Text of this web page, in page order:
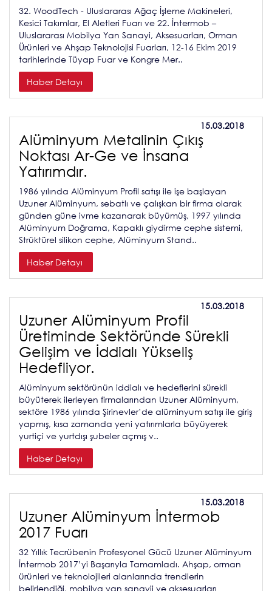
32. WoodTech - Uluslararası Ağaç İşleme Makineleri,
Kesici Takımlar, El Aletleri Fuarı ve 22. İntermob –
Uluslararası Mobilya Yan Sanayi, Aksesuarları, Orman
Ürünleri ve Ahşap Teknolojisi Fuarları, 12-16 Ekim 2019
tarihlerinde Tüyap Fuar ve Kongre Mer..
Haber Detayı
15.03.2018
Alüminyum Metalinin Çıkış
Noktası Ar-Ge ve İnsana
Yatırımdır.
1986 yılında Alüminyum Profil satışı ile işe başlayan
Uzuner Alüminyum, sebatlı ve çalışkan bir firma olarak
günden güne ivme kazanarak büyümüş, 1997 yılında
Alüminyum Doğrama, Kapaklı giydirme cephe sistemi,
Strüktürel silikon cephe, Alüminyum Stand..
Haber Detayı
15.03.2018
Uzuner Alüminyum Profil
Üretiminde Sektöründe Sürekli
Gelişim ve İddialı Yükseliş
Hedefliyor.
Alüminyum sektörünün iddialı ve hedeflerini sürekli
büyüterek ilerleyen firmalarından Uzuner Alüminyum,
sektöre 1986 yılında Şirinevler’de alüminyum satışı ile giriş
yapmış, kısa zamanda yeni yatırımlarla büyüyerek
yurtiçi ve yurtdışı şubeler açmış v..
Haber Detayı
15.03.2018
Uzuner Alüminyum İntermob
2017 Fuarı
32 Yıllık Tecrübenin Profesyonel Gücü Uzuner Alüminyum
İntermob 2017’yi Başarıyla Tamamladı. Ahşap, orman
ürünleri ve teknolojileri alanlarında trendlerin
belirlendiği, mobilya yan sanayii ve aksesuarları